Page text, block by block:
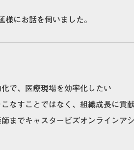
にお話を伺いました。
で、医療現場を効率化したい
なすことではなく、組織成長に貢
までキャスタービズオンラインア